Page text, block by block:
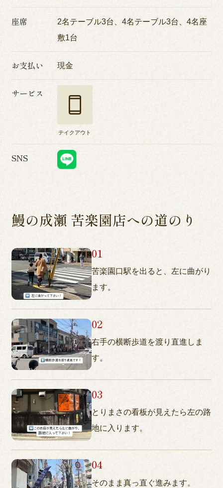
座席
2名テーブル3台、4名テーブル3台、4名座
敷1台
お支払い 現金
サービス
テイクアウト
SNS
鰻の成瀬 苦楽園店への道のり
苦楽園口駅を出ると、左に曲がり
ます。
右手の横断歩道を渡り直進しま
す。
とりまさの看板が見えたら左の路
地に入ります。
そのまま真っ直ぐ進みます。